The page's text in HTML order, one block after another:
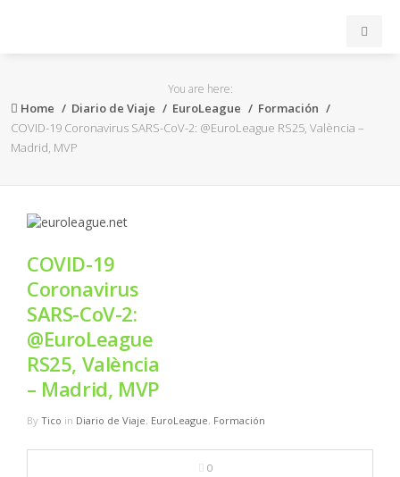
ACB
FEB
FIBA
OTROS
FORMACIÓN
MULTIMEDIA
You are here:
Home Diario de Viaje EuroLeague
Formación
COVID-19 Coronavirus SARS-CoV-2: @EuroLeague RS25, València –
Madrid, MVP
COVID-19
Coronavirus
SARS-CoV-2:
@EuroLeague
RS25, València
– Madrid, MVP
By Tico in Diario de Viaje, EuroLeague, Formación
0